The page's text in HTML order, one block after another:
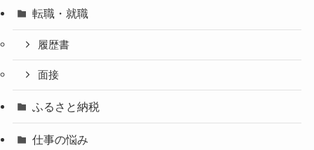
転職・就職
履歴書
面接
ふるさと納税
仕事の悩み